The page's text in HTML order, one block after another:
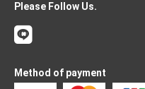
Please Follow Us.
Method of payment